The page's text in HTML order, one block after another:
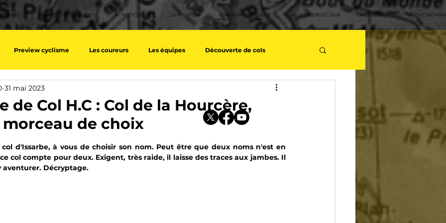
ANALYSES ET ENQUETES ACTU CYCLISME LE PELOTON CLASSEMENT UCI 2026 CALENDRIER UCI 2026 NOS SÉRIES VF CYCLING
Preview cyclisme Les coureurs Les équipes Découverte de cols
Les Tuto cyclisme Nos séries - Coureurs sans GT
équipes Top 10 grimpeurs Top 10 pavé
/ Tour d'Espagne Rétro
de Col H.C : Col de la Hourcère,
de choix
31 mai 2023
5.
d'Issarbe, à vous de choisir son nom. Peut être que deux noms n'est en
col compte pour deux. Exigent, très raide, il laisse des traces aux jambes. Il
Décryptage.